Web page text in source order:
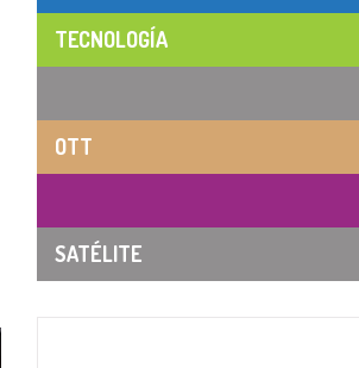
TECNOLOGÍA
OTT
SATÉLITE